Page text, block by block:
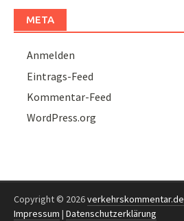
META
Anmelden
Eintrags-Feed
Kommentar-Feed
WordPress.org
Copyright © 2026verkehrskommentar.de
Impressum | Datenschutzerklärung